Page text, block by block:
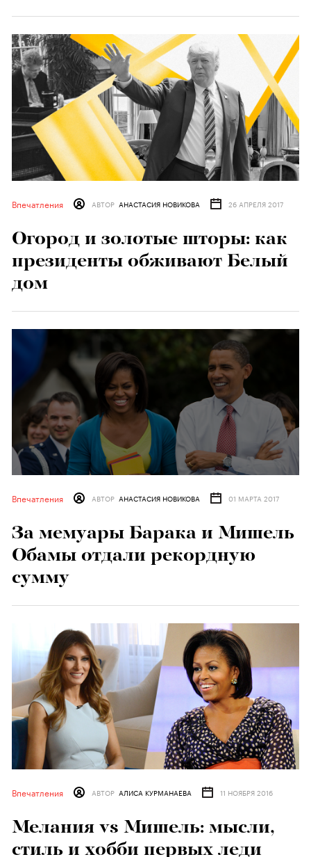
Впечатления АВТОР АНАСТАСИЯ НОВИКОВА 26 АПРЕЛЯ 2017
Огород и золотые шторы: как
президенты обживают Белый
дом
Впечатления АВТОР АНАСТАСИЯ НОВИКОВА 01 МАРТА 2017
За мемуары Барака и Мишель
Обамы отдали рекордную
сумму
Впечатления АВТОР АЛИСА КУРМАНАЕВА 11 НОЯБРЯ 2016
Мелания vs Мишель: мысли,
стиль и хобби первых леди